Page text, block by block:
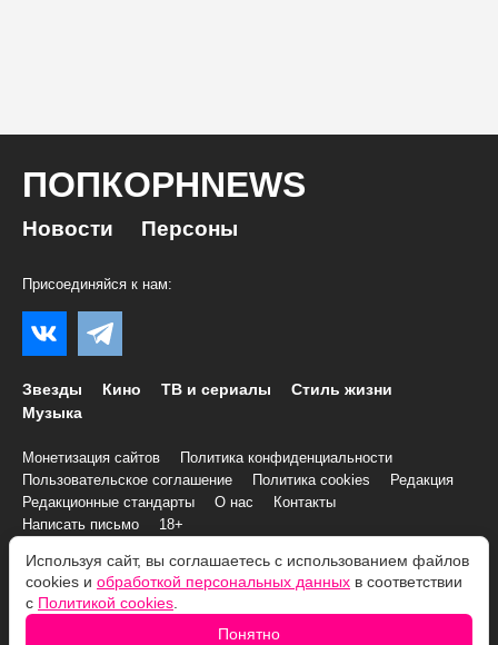
ПОПКОРНNEWS
Новости Персоны
Присоединяйся к нам:
Звезды Кино ТВ и сериалы
Стиль жизни
Музыка
Монетизация сайтов
Политика конфиденциальности
Пользовательское соглашение
Политика cookies
Редакция
Редакционные стандарты
О нас
Контакты
Написать письмо
18+
© 2007–2026 Все права и материалы принадлежат
«ПОПКОРНNEWS»
При копировании информации необходимо соблюдать
Используя сайт, вы соглашаетесь с использованием файлов
cookies и обработкой персональных данных в соответствии
с Политикой cookies
Понятно